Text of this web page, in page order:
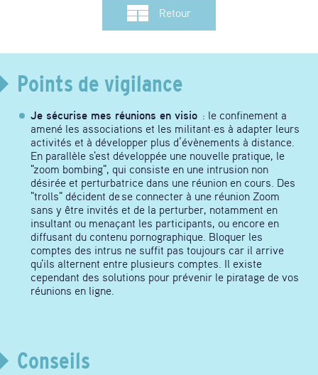
Retour
Points de vigilance
Je sécurise mes réunions en visio : le confinement a
amené les associations et les militant·es à adapter leurs
activités et à développer plus d’évènements à distance.
En parallèle s'est développée une nouvelle pratique, le
"zoom bombing", qui consiste en une intrusion non
désirée et perturbatrice dans une réunion en cours. Des
"trolls" décident de se connecter à une réunion Zoom
sans y être invités et de la perturber, notamment en
insultant ou menaçant les participants, ou encore en
diffusant du contenu pornographique. Bloquer les
comptes des intrus ne suffit pas toujours car il arrive
qu'ils alternent entre plusieurs comptes. Il existe
cependant des solutions pour prévenir le piratage de vos
réunions en ligne.
Conseils